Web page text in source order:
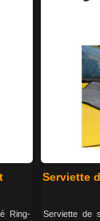
Ring-
Serviette
Serviette de